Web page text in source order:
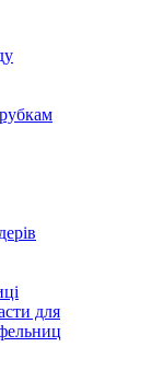
для